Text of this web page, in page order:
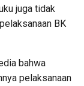
juga tidak
BK
bahwa
pelaksanaan